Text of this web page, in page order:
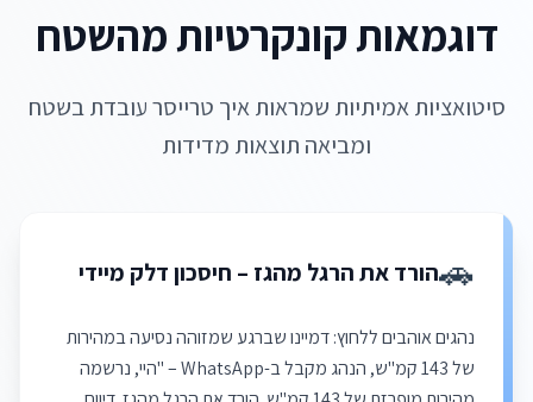
דוגמאות קונקרטיות מהשטח
סיטואציות אמיתיות שמראות איך טרייסר עובדת בשטח
ומביאה תוצאות מדידות
🚗הורד את הרגל מהגז – חיסכון דלק מיידי
נהגים אוהבים ללחוץ: דמיינו שברגע שמזוהה נסיעה במהירות
של 143 קמ"ש, הנהג מקבל ב-WhatsApp – "היי, נרשמה